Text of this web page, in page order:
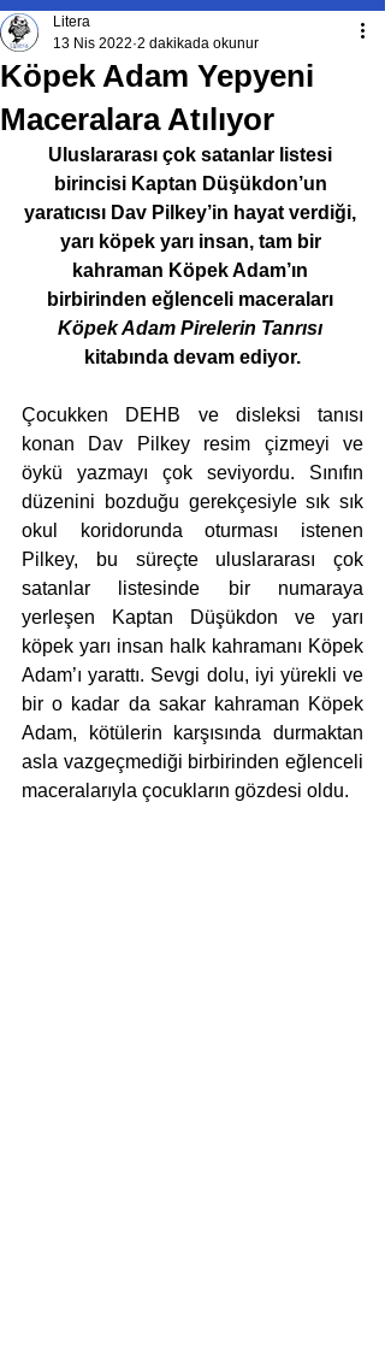
Köpek Adam Yepyeni
Maceralara Atılıyor
Litera
13 Nis 2022 2 dakikada okunur
Uluslararası çok satanlar listesi
birincisi Kaptan Düşükdon’un
yaratıcısı Dav Pilkey’in hayat verdiği,
yarı köpek yarı insan, tam bir
kahraman Köpek Adam’ın
birbirinden eğlenceli maceraları
Köpek Adam Pirelerin Tanrısı
kitabında devam ediyor.
Çocukken DEHB ve disleksi tanısı
konan Dav Pilkey resim çizmeyi ve
öykü yazmayı çok seviyordu. Sınıfın
düzenini bozduğu gerekçesiyle sık sık
okul koridorunda oturması istenen
Pilkey, bu süreçte uluslararası çok
satanlar listesinde bir numaraya
yerleşen Kaptan Düşükdon ve yarı
köpek yarı insan halk kahramanı Köpek
Adam’ı yarattı. Sevgi dolu, iyi yürekli ve
bir o kadar da sakar kahraman Köpek
Adam, kötülerin karşısında durmaktan
asla vazgeçmediği birbirinden eğlenceli
maceralarıyla çocukların gözdesi oldu.